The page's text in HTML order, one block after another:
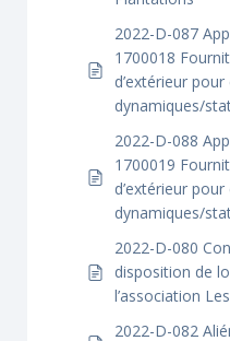
2022-D-087
1700018
d’extérieur
dynamiques/
2022-D-088
1700019
d’extérieur
dynamiques/
2022-D-080
disposition de
l’association
2022-D-082